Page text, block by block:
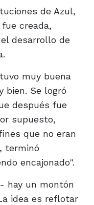
de Azul,
creada,
desarrollo de
muy buena
bien. Se logró
después fue
supuesto,
que no eran
terminó
encajonado".
hay un montón
idea es reflotar